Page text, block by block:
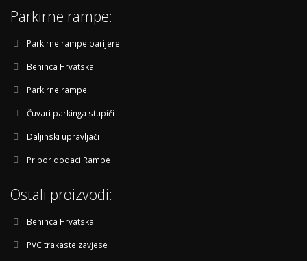
Parkirne rampe:
Parkirne rampe barijere
Beninca Hrvatska
Parkirne rampe
Čuvari parkinga stupići
Daljinski upravljači
Pribor dodaci Rampe
Ostali proizvodi:
Beninca Hrvatska
PVC trakaste zavjese